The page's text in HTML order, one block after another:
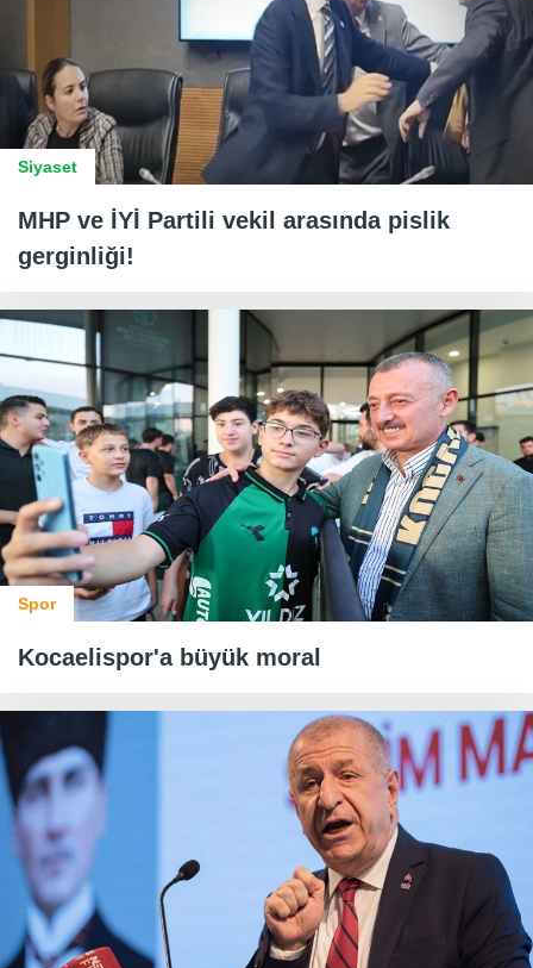
Siyaset
MHP ve İYİ Partili vekil arasında pislik
gerginliği!
Spor
Kocaelispor'a büyük moral